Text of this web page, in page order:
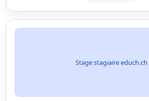
Stage stagiaire educh.ch